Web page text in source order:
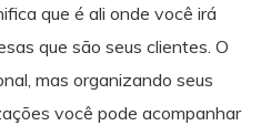
que é ali onde você irá
que são seus clientes. O
mas organizando seus
você pode acompanhar